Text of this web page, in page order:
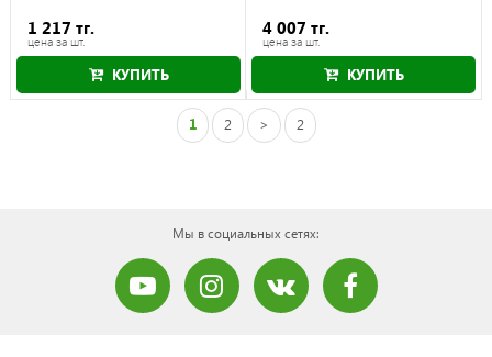
1 217 тг.
цена за шт.
КУПИТЬ
4 007 тг.
цена за шт.
КУПИТЬ
1 2 > 2
Мы в социальных сетях: